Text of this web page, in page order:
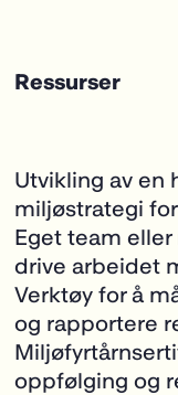
Ressurser
Utvikling av en
miljøstrategi for
Eget team
drive arbeidet
Verktøy for å
og rapportere
oppfølging og